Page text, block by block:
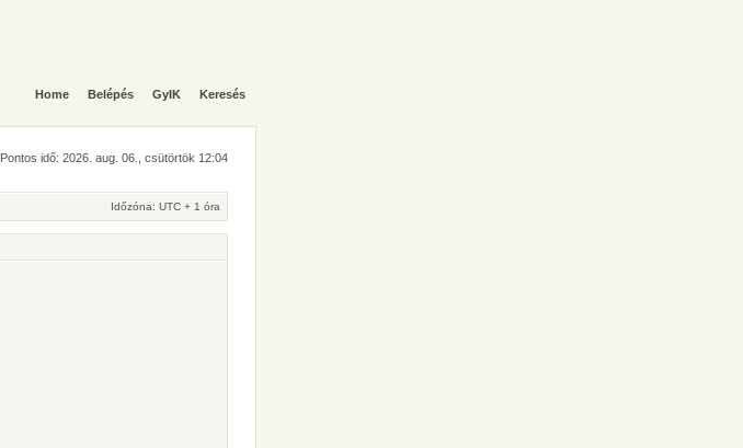
Home Belépés GyIK Keresés
Pontos idő: 2026. aug. 06., csütörtök 12:04
Időzóna: UTC + 1 óra